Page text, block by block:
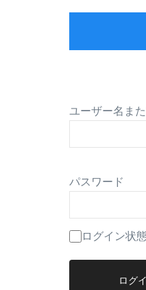
ユーザー名ま
パスワード
ログイン状